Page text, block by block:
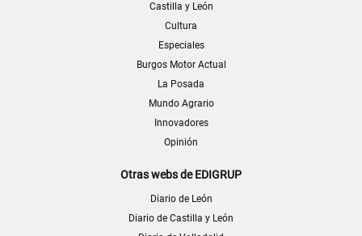
Castilla y León
Cultura
Especiales
Burgos Motor Actual
La Posada
Mundo Agrario
Innovadores
Opinión
Otras webs de EDIGRUP
Diario de León
Diario de Castilla y León